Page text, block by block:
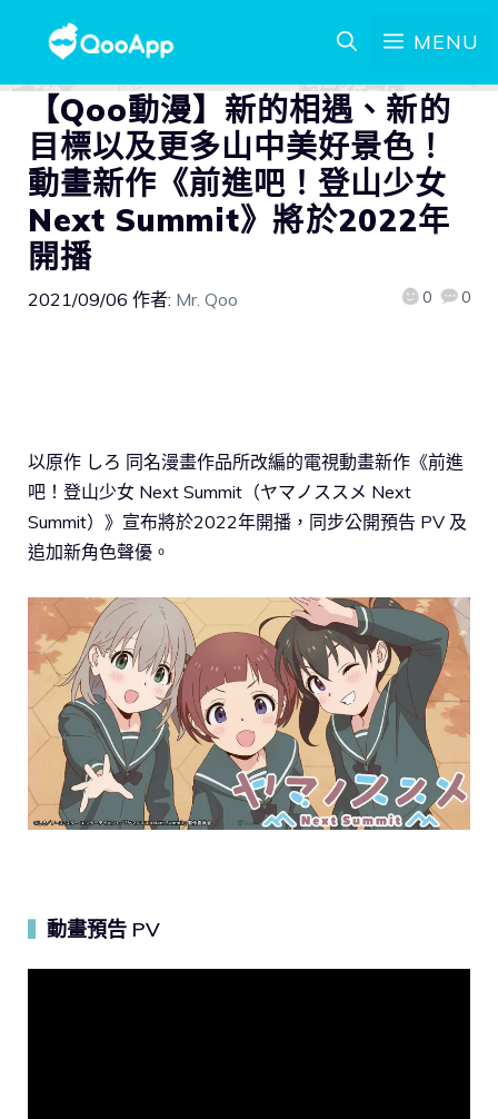
MENU
【Qoo動漫】新的相遇、新的
目標以及更多山中美好景色！
動畫新作《前進吧！登山少女
Next Summit》將於2022年
開播
2021/09/06 作者: Mr. Qoo 0 0
以原作 しろ 同名漫畫作品所改編的電視動畫新作《前進
吧！登山少女 Next Summit（ヤマノススメ Next
Summit）》宣布將於2022年開播，同步公開預告 PV 及
追加新角色聲優。
動畫預告 PV